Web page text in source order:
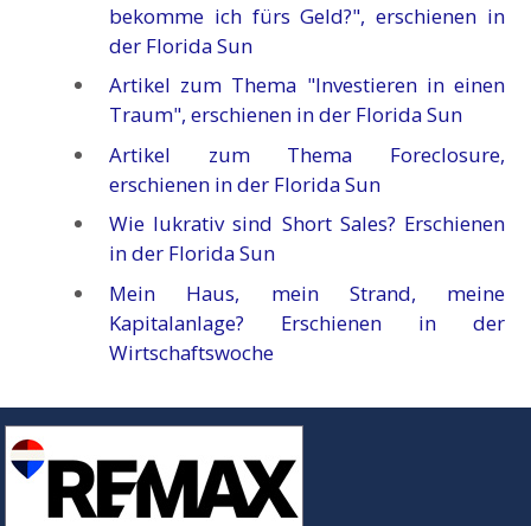
bekomme ich fürs Geld?", erschienen in
der Florida Sun
Artikel zum Thema "Investieren in einen
Traum", erschienen in der Florida Sun
Artikel zum Thema Foreclosure,
erschienen in der Florida Sun
Wie lukrativ sind Short Sales? Erschienen
in der Florida Sun
Mein Haus, mein Strand, meine
Kapitalanlage? Erschienen in der
Wirtschaftswoche